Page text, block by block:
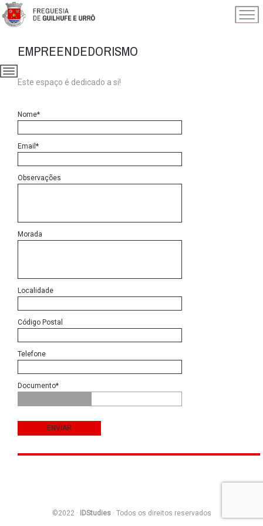
EMPREENDEDORISMO
Este espaço é dedicado a si!
Nome*
Email*
Observações
Morada
Localidade
Código Postal
Telefone
Documento*
©2022 · IDStudies· Todos os direitos reservados